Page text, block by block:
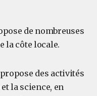
de nombreuses
la côte locale.
des activités
la science, en